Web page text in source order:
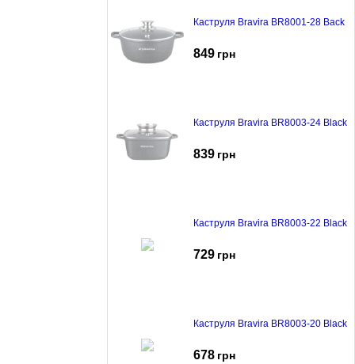
Каструля Bravira BR8001-28 Back
849 грн
Каструля Bravira BR8003-24 Black
839 грн
Каструля Bravira BR8003-22 Black
729 грн
Каструля Bravira BR8003-20 Black
678 грн